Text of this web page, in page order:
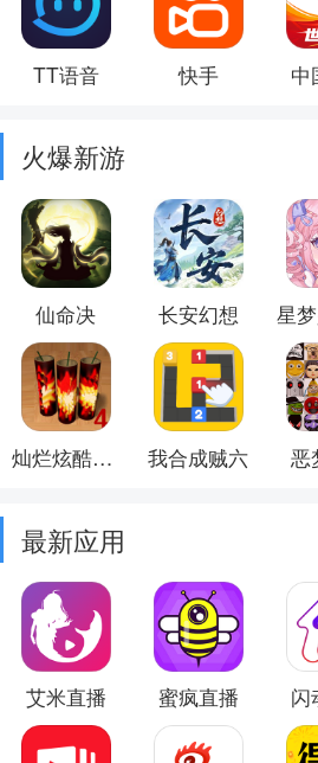
TT语音 快手 中
火爆新游
仙命决 长安幻想
灿烂炫酷模拟器 我合成贼六 恶
最新应用
艾米直播 蜜疯直播 闪